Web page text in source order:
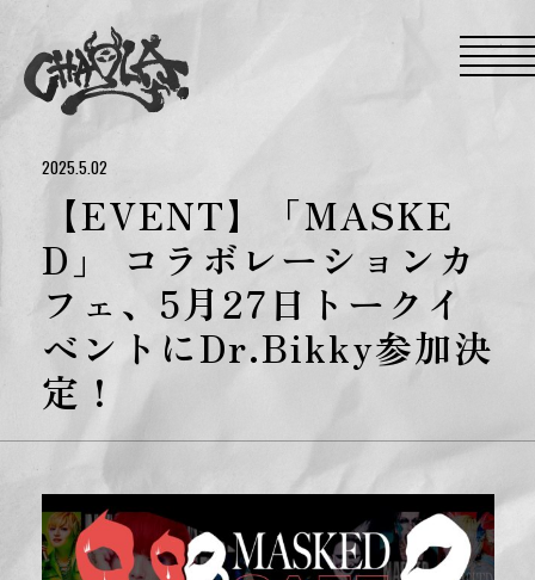
e
2025.5.02
【EVENT】「MASKE
D」 コラボレーションカ
フェ、5月27日トークイ
ベントにDr.Bikky参加決
定！